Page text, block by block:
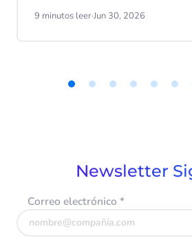
con tu empresa a través de
datos.
9 minutos leer·Jun 30, 2026
Newsletter
Correo electrónico *